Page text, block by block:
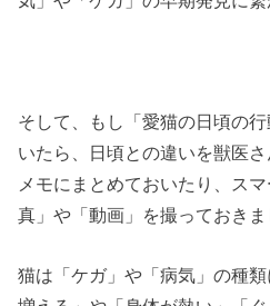
そして、もし「愛猫の日頃の
いたら、日頃との違いを獣医
メモにまとめておいたり、ス
真」や「動画」を撮っておきま
猫は「ケガ」や「病気」の種